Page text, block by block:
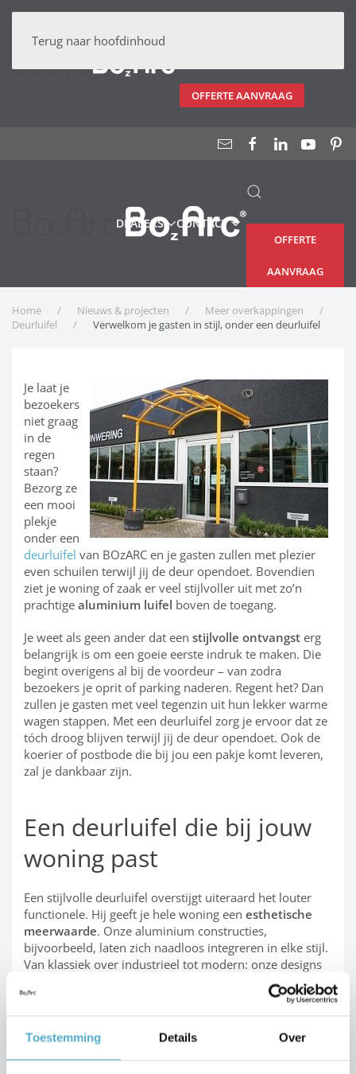
Toestemming Details Over
Terug naar hoofdinhoud
OFFERTE AANVRAAG
DEALERS CONTACT
OFFERTE
AANVRAAG
Home Nieuws & projecten
Meer overkappingen
Deurluifel
Verwelkom je gasten in stijl, onder een deurluifel
Je laat je
bezoekers
niet graag
in de
regen
staan?
Bezorg ze
een mooi
plekje
onder een
deurluifel van BOzARC en je gasten zullen met plezier
even schuilen terwijl jij de deur opendoet. Bovendien
ziet je woning of zaak er veel stijlvoller uit met zo’n
prachtige aluminium luifel boven de toegang.
Je weet als geen ander dat een stijlvolle ontvangst erg
belangrijk is om een goeie eerste indruk te maken. Die
begint overigens al bij de voordeur – van zodra
bezoekers je oprit of parking naderen. Regent het? Dan
zullen je gasten met veel tegenzin uit hun lekker warme
wagen stappen. Met een deurluifel zorg je ervoor dat ze
tóch droog blijven terwijl jij de deur opendoet. Ook de
koerier of postbode die bij jou een pakje komt leveren,
zal je dankbaar zijn.
Een deurluifel die bij jouw
woning past
Een stijlvolle deurluifel overstijgt uiteraard het louter
functionele. Hij geeft je hele woning een esthetische
meerwaarde. Onze aluminium constructies,
bijvoorbeeld, laten zich naadloos integreren in elke stijl.
Van klassiek over industrieel tot modern: onze designs
zijn universeel genoeg om te passen bij elk type.
Een aluminium deurluifel